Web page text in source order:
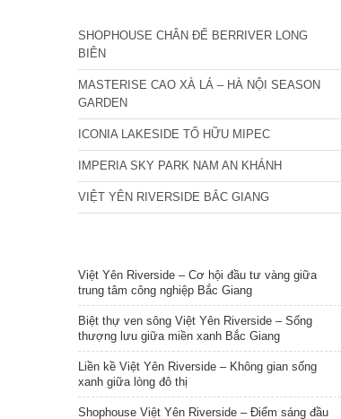
SHOPHOUSE CHÂN ĐẾ BERRIVER LONG
BIÊN
MASTERISE CAO XÀ LÁ – HÀ NỘI SEASON
GARDEN
ICONIA LAKESIDE TỐ HỮU MIPEC
IMPERIA SKY PARK NAM AN KHÁNH
VIỆT YÊN RIVERSIDE BẮC GIANG
Việt Yên Riverside – Cơ hội đầu tư vàng giữa
trung tâm công nghiệp Bắc Giang
Biệt thự ven sông Việt Yên Riverside – Sống
thượng lưu giữa miền xanh Bắc Giang
Liền kề Việt Yên Riverside – Không gian sống
xanh giữa lòng đô thị
Shophouse Việt Yên Riverside – Điểm sáng đầu